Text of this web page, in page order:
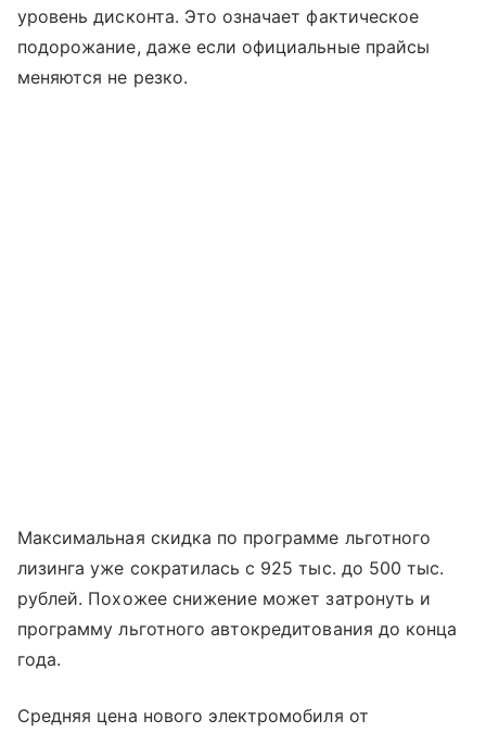
уровень дисконта. Это означает фактическое
подорожание, даже если официальные прайсы
меняются не резко.
Максимальная скидка по программе льготного
лизинга уже сократилась с 925 тыс. до 500 тыс.
рублей. Похожее снижение может затронуть и
программу льготного автокредитования до конца
года.
Средняя цена нового электромобиля от